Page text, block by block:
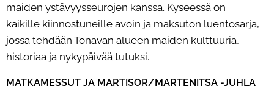
maiden ystävyysseurojen kanssa. Kyseessä on
kaikille kiinnostuneille avoin ja maksuton luentosarja,
jossa tehdään Tonavan alueen maiden kulttuuria,
historiaa ja nykypäivää tutuksi.
MATKAMESSUT JA MARTISOR/MARTENITSA -JUHLA